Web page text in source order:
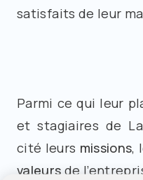
satisfaits de leur
Parmi ce qui leur
et stagiaires de
cité leurs missions,
valeurs de